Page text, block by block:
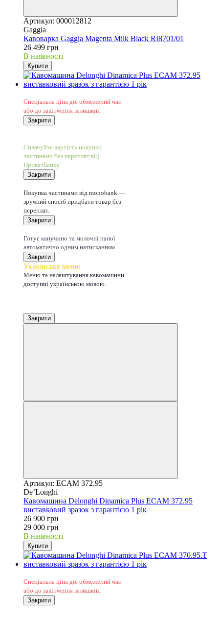
Артикул: 000012812
Gaggia
Кавоварка Gaggia Magenta Milk Black RI8701/01
26 499 грн
В наявності
Купити
Спеціальна ціна діє обмежений час
або до закінчення залишків.
Закрити
Сплачуйте вартість покупки
частинами без переплат від
ПриватБанку.
Закрити
Покупка частинами від monobank —
зручний спосіб придбати товар без
переплат.
Закрити
Готує капучино та молочні напої
автоматично одним натисканням.
Закрити
Українське меню
Меню та налаштування кавомашини
доступні українською мовою.
Закрити
Артикул: ECAM 372.95
De’Longhi
Кавомашина Delonghi Dinamica Plus ECAM 372.95
виставковий зразок з гарантією 1 рік
26 900 грн
29 000 грн
В наявності
Купити
Спеціальна ціна діє обмежений час
або до закінчення залишків.
Закрити